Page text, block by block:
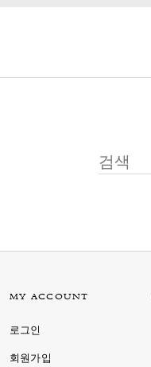
MY ACCOUNT
로그인
회원가입